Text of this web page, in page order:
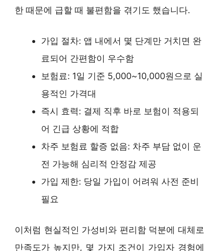
한 때문에 급할 때 불편함을 겪기도 했습니다.
가입 절차: 앱 내에서 몇 단계만 거치면 완
료되어 간편함이 우수함
보험료: 1일 기준 5,000~10,000원으로 실
용적인 가격대
즉시 효력: 결제 직후 바로 보험이 적용되
어 긴급 상황에 적합
차주 보험료 할증 없음: 차주 부담 없이 운
전 가능해 심리적 안정감 제공
가입 제한: 당일 가입이 어려워 사전 준비
필요
이처럼 현실적인 가성비와 편리함 덕분에 대체로
만족도가 높지만, 몇 가지 조건이 가입자 경험에